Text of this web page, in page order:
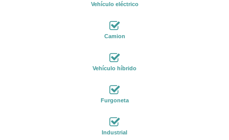
Vehículo eléctrico
Camion
Vehículo híbrido
Furgoneta
Industrial